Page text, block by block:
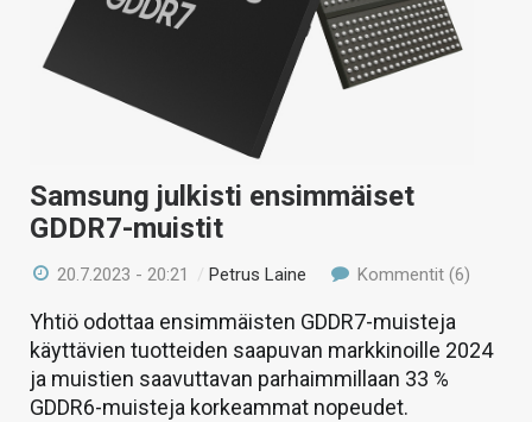
Samsung julkisti ensimmäiset
GDDR7-muistit
20.7.2023 - 20:21 /Petrus Laine Kommentit (6)
Yhtiö odottaa ensimmäisten GDDR7-muisteja
käyttävien tuotteiden saapuvan markkinoille 2024
ja muistien saavuttavan parhaimmillaan 33 %
GDDR6-muisteja korkeammat nopeudet.